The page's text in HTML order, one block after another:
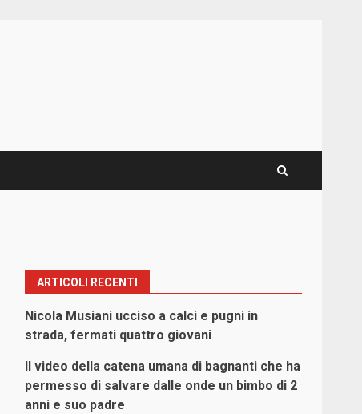
ARTICOLI RECENTI
Nicola Musiani ucciso a calci e pugni in
strada, fermati quattro giovani
Il video della catena umana di bagnanti che ha
permesso di salvare dalle onde un bimbo di 2
anni e suo padre